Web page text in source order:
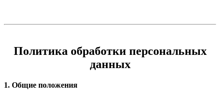
Политика обработки персональных
данных
1. Общие положения